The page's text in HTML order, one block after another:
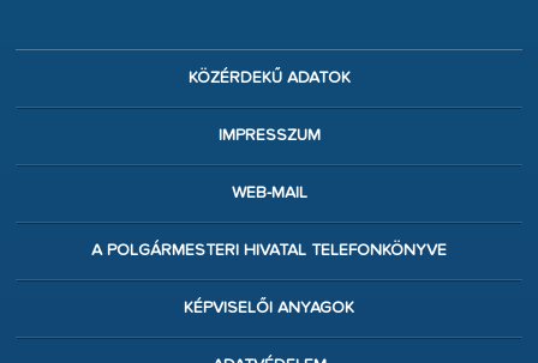
KÖZÉRDEKŰ ADATOK
IMPRESSZUM
WEB-MAIL
A POLGÁRMESTERI HIVATAL TELEFONKÖNYVE
KÉPVISELŐI ANYAGOK